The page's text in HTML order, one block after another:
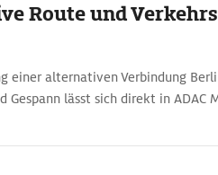
Route und
einer alternativen Verbindung
Gespann lässt sich direkt in ADAC